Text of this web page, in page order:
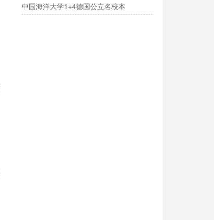
中国海洋大学1+4德国公立名校本